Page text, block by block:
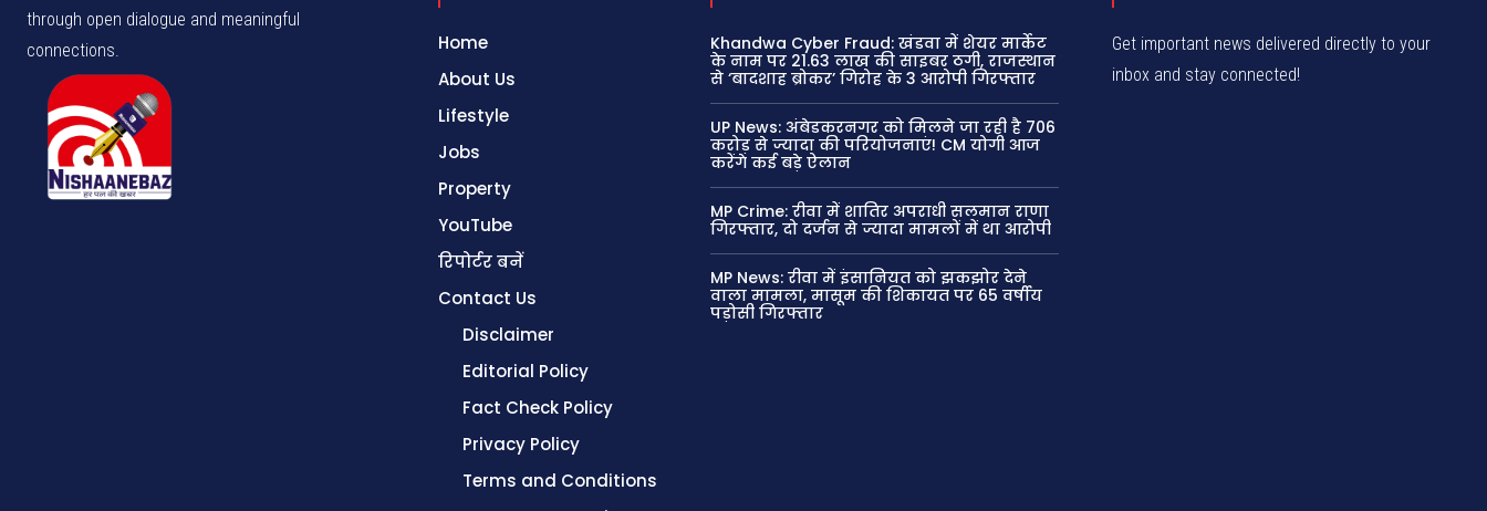
through open dialogue and meaningful
connections.
Home
About Us
Lifestyle
Jobs
Property
YouTube
रिपोर्टर बनें
Contact Us
Disclaimer
Editorial Policy
Fact Check Policy
Privacy Policy
Terms and Conditions
Khandwa Cyber Fraud: खंडवा में शेयर मार्केट
के नाम पर 21.63 लाख की साइबर ठगी, राजस्थान
से ‘बादशाह ब्रोकर’ गिरोह के 3 आरोपी गिरफ्तार
UP News: अंबेडकरनगर को मिलने जा रही है 706
करोड़ से ज्यादा की परियोजनाएं! CM योगी आज
करेंगे कई बड़े ऐलान
MP Crime: रीवा में शातिर अपराधी सलमान राणा
गिरफ्तार, दो दर्जन से ज्यादा मामलों में था आरोपी
MP News: रीवा में इंसानियत को झकझोर देने
वाला मामला, मासूम की शिकायत पर 65 वर्षीय
पड़ोसी गिरफ्तार
Get important news delivered directly to your
inbox and stay connected!